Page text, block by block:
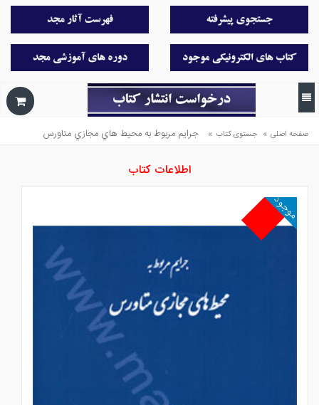
صفحه اصلی » جستوی کتاب » جرايم مربوط به محيط هاي مجازي متاورس
اطلاعات کتاب
موجود